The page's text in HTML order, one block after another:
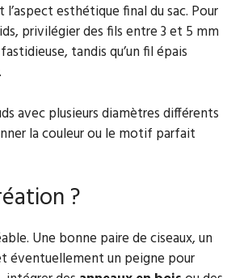
esthétique final du sac. Pour
privilégier des fils entre 3 et 5 mm
tandis qu’un fil épais
.
avec plusieurs diamètres différents
la couleur ou le motif parfait
?
Une bonne paire de ciseaux, un
éventuellement un peigne pour